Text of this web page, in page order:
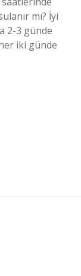
mı? İyi
2-3 günde
iki günde